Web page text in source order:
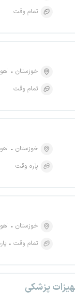
تمام وقت
خوزستان
تمام وقت
خوزستان
پاره وقت
خوزستان
تمام وقت
پزشکی